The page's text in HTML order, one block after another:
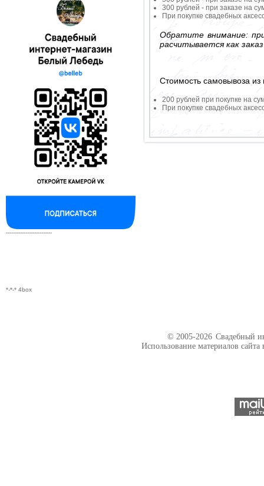
--------------------------
*-*-* 4box
300 рублей - при заказе на
При покупке свадебных
Обратите внимание:
расчитывается как
Стоимость самовывоза из
200 рублей при покупке на
При покупке свадебных
© 2005-2026 Свадебный
Использование материалов